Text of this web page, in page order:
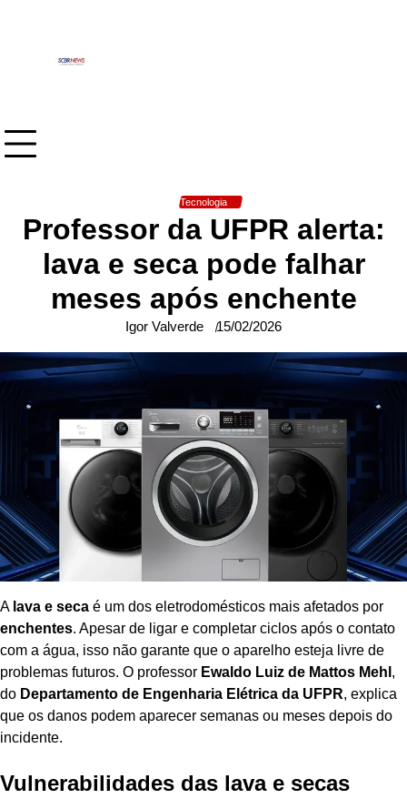
Tecnologia
Professor da UFPR alerta:
lava e seca pode falhar
meses após enchente
Igor Valverde 15/02/2026
A lava e seca é um dos eletrodomésticos mais afetados por
enchentes. Apesar de ligar e completar ciclos após o contato
com a água, isso não garante que o aparelho esteja livre de
problemas futuros. O professor Ewaldo Luiz de Mattos Mehl ,
do Departamento de Engenharia Elétrica da UFPR, explica
que os danos podem aparecer semanas ou meses depois do
incidente.
Vulnerabilidades das lava e secas